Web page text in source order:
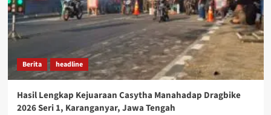
Berita headline
Hasil Lengkap Kejuaraan Casytha Manahadap Dragbike
2026 Seri 1, Karanganyar, Jawa Tengah